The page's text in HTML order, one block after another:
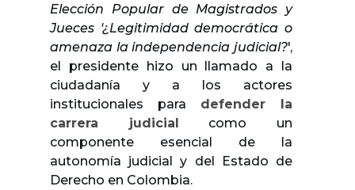
Elección Popular de Magistrados y
Jueces '¿Legitimidad democrática o
amenaza la independencia judicial?',
el presidente hizo un llamado a la
ciudadanía y a los actores
institucionales para defender la
carrera judicial como un
componente esencial de la
autonomía judicial y del Estado de
Derecho en Colombia.